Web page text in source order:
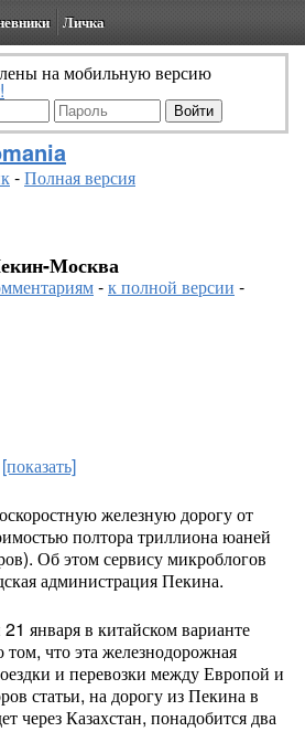
Личка
на мобильную версию
-Полная версия
Москва
-к полной версии -
[показать]
железную дорогу от
полтора триллиона юаней
Об этом сервису микроблогов
администрация Пекина.
января в китайском варианте
том, что эта железнодорожная
и перевозки между Европой и
статьи, на дорогу из Пекина в
через Казахстан, понадобится два